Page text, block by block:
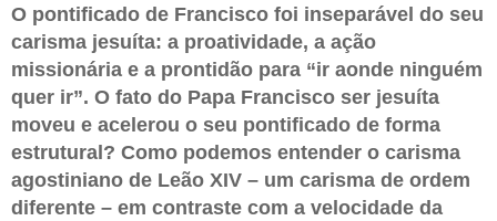
O pontificado de Francisco foi inseparável do seu
carisma jesuíta: a proatividade, a ação
missionária e a prontidão para “ir aonde ninguém
quer ir”. O fato do Papa Francisco ser jesuíta
moveu e acelerou o seu pontificado de forma
estrutural? Como podemos entender o carisma
agostiniano de Leão XIV – um carisma de ordem
diferente – em contraste com a velocidade da